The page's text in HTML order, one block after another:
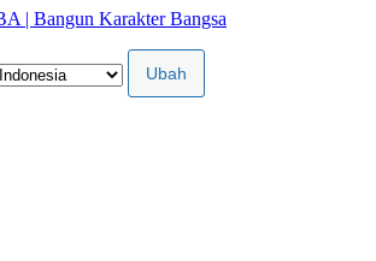
| Bangun Karakter Bangsa